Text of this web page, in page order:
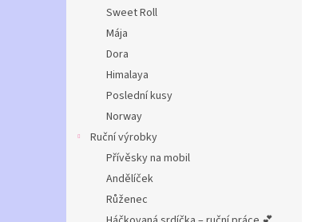
Sweet Roll
Mája
Dora
Himalaya
Poslední kusy
Norway
Ruční výrobky
Přívěsky na mobil
Andělíček
Růženec